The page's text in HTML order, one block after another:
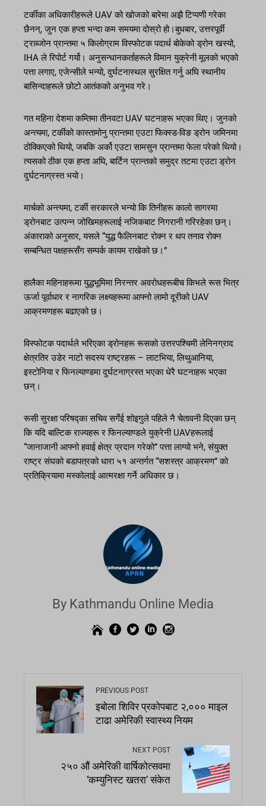
टर्कीका अधिकारीहरूले UAV को खोजको बारेमा अझै टिप्पणी गरेका
छैनन्, जुन एक हप्ता भन्दा कम समयमा दोस्रो हो।बुधबार, उत्तरपूर्वी
ट्राब्जोन प्रान्तमा ५ किलोग्राम विस्फोटक पदार्थ बोकेको ड्रोन खस्यो,
IHA ले रिपोर्ट गर्यो। अनुसन्धानकर्ताहरूले विमान युक्रेनी मूलको भएको
पत्ता लगाए, एजेन्सीले भन्यो, दुर्घटनास्थल सुरक्षित गर्नु अघि स्थानीय
बासिन्दाहरूले छोटो आतंकको अनुभव गरे।
गत महिना देशमा कम्तिमा तीनवटा UAV घटनाहरू भएका थिए। जुनको
अन्त्यमा, टर्कीको कास्तामोनु प्रान्तमा एउटा फिक्स्ड-विङ ड्रोन जमिनमा
ठोक्किएको थियो, जबकि अर्को एउटा सामसुन प्रान्तमा फेला परेको थियो।
त्यसको ठीक एक हप्ता अघि, बार्टिन प्रान्तको समुद्र तटमा एउटा ड्रोन
दुर्घटनाग्रस्त भयो।
मार्चको अन्त्यमा, टर्की सरकारले भन्यो कि तिनीहरू कालो सागरमा
ड्रोनबाट उत्पन्न जोखिमहरूलाई नजिकबाट निगरानी गरिरहेका छन्।
अंकाराको अनुसार, यसले “युद्ध फैलिनबाट रोक्न र थप तनाव रोक्न
सम्बन्धित पक्षहरूसँग सम्पर्क कायम राखेको छ।”
हालैका महिनाहरूमा युद्धभूमिमा निरन्तर अवरोधहरूबीच किभले रूस भित्र
ऊर्जा पूर्वाधार र नागरिक लक्ष्यहरूमा आफ्नो लामो दूरीको UAV
आक्रमणहरू बढाएको छ।
विस्फोटक पदार्थले भरिएका ड्रोनहरू रूसको उत्तरपश्चिमी लेनिनग्राद
क्षेत्रतिर उडेर नाटो सदस्य राष्ट्रहरू – लाटभिया, लिथुआनिया,
इस्टोनिया र फिनल्याण्डमा दुर्घटनाग्रस्त भएका धेरै घटनाहरू भएका
छन्।
रूसी सुरक्षा परिषद्का सचिव सर्गेई शोइगुले पहिले नै चेतावनी दिएका छन्
कि यदि बाल्टिक राज्यहरू र फिनल्याण्डले युक्रेनी UAVहरूलाई
“जानाजानी आफ्नो हवाई क्षेत्र प्रदान गरेको” पत्ता लाग्यो भने, संयुक्त
राष्ट्र संघको बडापत्रको धारा ५१ अन्तर्गत “सशस्त्र आक्रमण” को
प्रतिक्रियामा मस्कोलाई आत्मरक्षा गर्ने अधिकार छ।
By Kathmandu Online Media
PREVIOUS POST
इबोला शिविर प्रकोपबाट २,००० माइल
टाढा अमेरिकी स्वास्थ्य नियम
NEXT POST
२५० औं अमेरिकी वार्षिकोत्सवमा
‘कम्युनिस्ट खतरा’ संकेत